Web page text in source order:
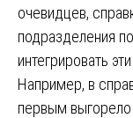
очевидцев,
подразделения
интегрировать
Например, в
первым